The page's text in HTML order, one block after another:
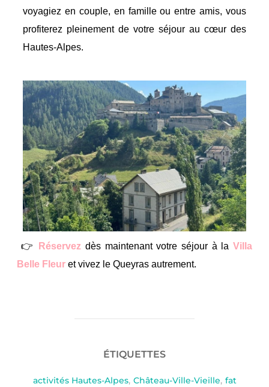
voyagiez en couple, en famille ou entre amis, vous
profiterez pleinement de votre séjour au cœur des
Hautes-Alpes.
👉 Réservez dès maintenant votre séjour à laVilla
Belle Fleuret vivez le Queyras autrement.
ÉTIQUETTES
activités Hautes-Alpes, Château-Ville-Vieille, fat